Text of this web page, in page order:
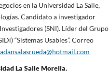
en la Universidad La Salle,
Candidato a investigador
(SNI). Líder del Grupo
“Sistemas Usables”. Correo
La Salle Morelia.